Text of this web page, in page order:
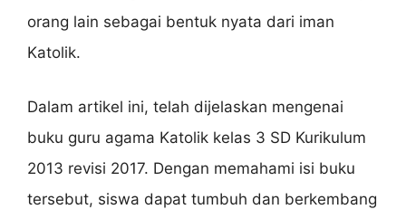
orang lain sebagai bentuk nyata dari iman
Katolik.
Dalam artikel ini, telah dijelaskan mengenai
buku guru agama Katolik kelas 3 SD Kurikulum
2013 revisi 2017. Dengan memahami isi buku
tersebut, siswa dapat tumbuh dan berkembang